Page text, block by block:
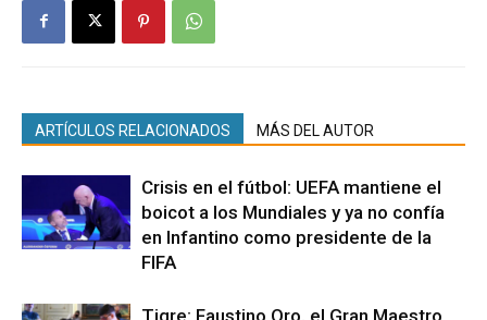
ARTÍCULOS RELACIONADOS MÁS DEL AUTOR
Crisis en el fútbol: UEFA mantiene el
boicot a los Mundiales y ya no confía
en Infantino como presidente de la
FIFA
Tigre: Faustino Oro, el Gran Maestro